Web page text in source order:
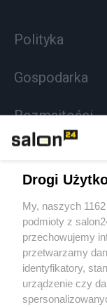
Polityka
Gospodarka
Rozmaitości
Sport
Kultura
Drogi
My, naszych
podmioty z
przechowujemy
przetwarzamy
identyfikatory,
urządzenie czy